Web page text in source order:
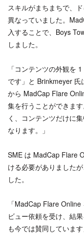
スキルがまちまちで、
異なっていました。
入することで、Boys
しました。
「コンテンツの外観を
です」と Brinkmeyer
から MadCap Flare
集を行うことができま
く、コンテンツだけに
なります。」
SME は MadCap Flare
ける必要がありました
した。
「MadCap Flare
ビュー依頼を受け、結
も今では賛同していま